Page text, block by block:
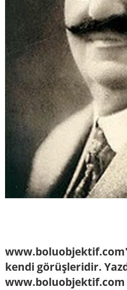
kendi görüşleridir.